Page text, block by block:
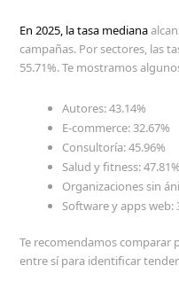
En 2025, la tasa mediana
campañas. Por sectores, las
55.71%. Te mostramos
Autores: 43.14%
E-commerce: 32.67%
Consultoría: 45.96%
Salud y fitness: 47.81%
Organizaciones sin
Software y apps web:
Te recomendamos comparar
entre sí para identificar